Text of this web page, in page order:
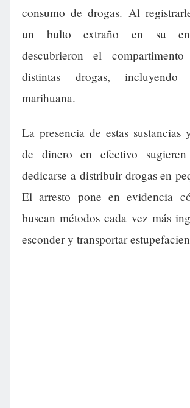
consumo de drogas. Al
un bulto extraño en su
descubrieron el
distintas drogas,
marihuana.
La presencia de estas sustancias
de dinero en efectivo
dedicarse a distribuir drogas en
El arresto pone en evidencia
buscan métodos cada vez más
esconder y transportar